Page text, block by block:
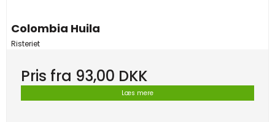
Colombia Huila
Risteriet
Pris fra 93,00 DKK
Læs mere